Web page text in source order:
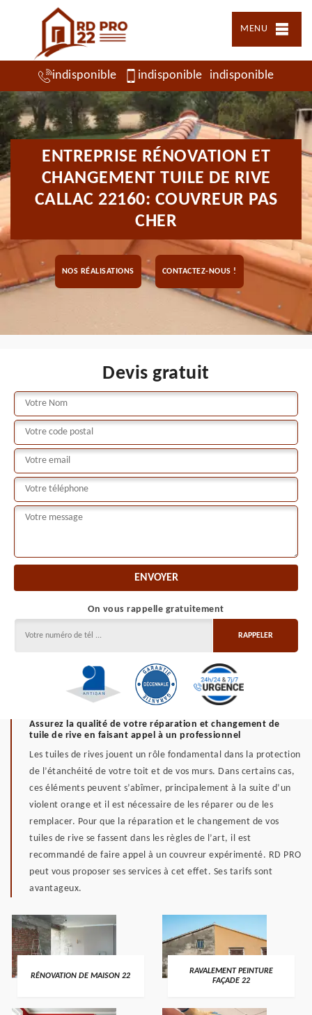
MENU
indisponible indisponible indisponible
ENTREPRISE RÉNOVATION ET
CHANGEMENT TUILE DE RIVE
CALLAC 22160: COUVREUR PAS
CHER
NOS RÉALISATIONS CONTACTEZ-NOUS !
Devis gratuit
On vous rappelle gratuitement
Assurez la qualité de votre réparation et changement de
tuile de rive en faisant appel à un professionnel
Les tuiles de rives jouent un rôle fondamental dans la protection
de l’étanchéité de votre toit et de vos murs. Dans certains cas,
ces éléments peuvent s’abîmer, principalement à la suite d’un
violent orange et il est nécessaire de les réparer ou de les
remplacer. Pour que la réparation et le changement de vos
tuiles de rive se fassent dans les règles de l’art, il est
recommandé de faire appel à un couvreur expérimenté. RD PRO
peut vous proposer ses services à cet effet. Ses tarifs sont
avantageux.
RÉNOVATION DE MAISON 22
RAVALEMENT PEINTURE
FAÇADE 22